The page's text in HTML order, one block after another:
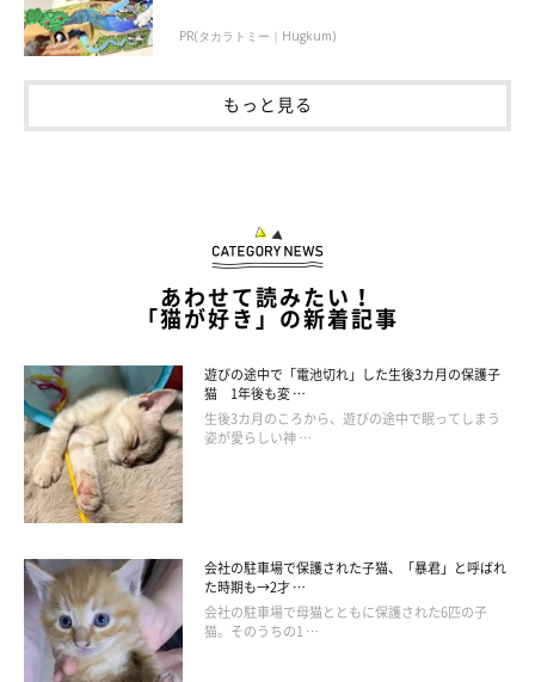
PR(タカラトミー｜Hugkum)
もっと見る
あわせて読みたい！
「猫が好き」の新着記事
遊びの途中で「電池切れ」した生後3カ月の保護子
猫 1年後も変 …
生後3カ月のころから、遊びの途中で眠ってしまう
姿が愛らしい神 …
会社の駐車場で保護された子猫、「暴君」と呼ばれ
た時期も→2才 …
会社の駐車場で母猫とともに保護された6匹の子
猫。そのうちの1 …